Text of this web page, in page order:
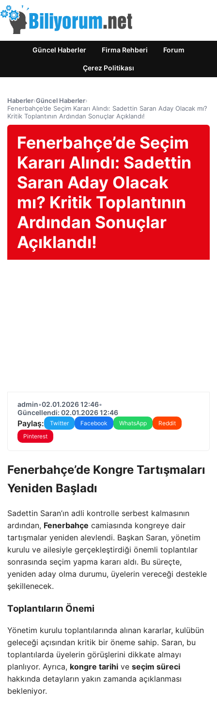
Güncel Haberler Firma Rehberi Forum
Çerez Politikası
Haberler›Güncel Haberler›
Fenerbahçe’de Seçim Kararı Alındı: Sadettin Saran Aday Olacak mı?
Kritik Toplantının Ardından Sonuçlar Açıklandı!
Fenerbahçe’de Seçim
Kararı Alındı: Sadettin
Saran Aday Olacak
mı? Kritik Toplantının
Ardından Sonuçlar
Açıklandı!
admin•02.01.2026 12:46•
Güncellendi: 02.01.2026 12:46
Paylaş: Twitter Facebook WhatsApp
Reddit
Pinterest
Fenerbahçe’de Kongre Tartışmaları
Yeniden Başladı
Sadettin Saran’ın adli kontrolle serbest kalmasının
ardından, Fenerbahçe camiasında kongreye dair
tartışmalar yeniden alevlendi. Başkan Saran, yönetim
kurulu ve ailesiyle gerçekleştirdiği önemli toplantılar
sonrasında seçim yapma kararı aldı. Bu süreçte,
yeniden aday olma durumu, üyelerin vereceği destekle
şekillenecek.
Toplantıların Önemi
Yönetim kurulu toplantılarında alınan kararlar, kulübün
geleceği açısından kritik bir öneme sahip. Saran, bu
toplantılarda üyelerin görüşlerini dikkate almayı
planlıyor. Ayrıca, kongre tarihi ve seçim süreci
hakkında detayların yakın zamanda açıklanması
bekleniyor.